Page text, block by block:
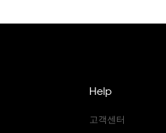
Help
고객센터